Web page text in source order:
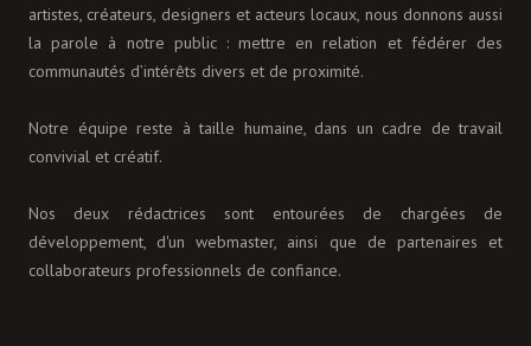
artistes, créateurs, designers et acteurs locaux, nous donnons aussi
la parole à notre public : mettre en relation et fédérer des
communautés d’intérêts divers et de proximité.
Notre équipe reste à taille humaine, dans un cadre de travail
convivial et créatif.
Nos deux rédactrices sont entourées de chargées de
développement, d'un webmaster, ainsi que de partenaires et
collaborateurs professionnels de confiance.